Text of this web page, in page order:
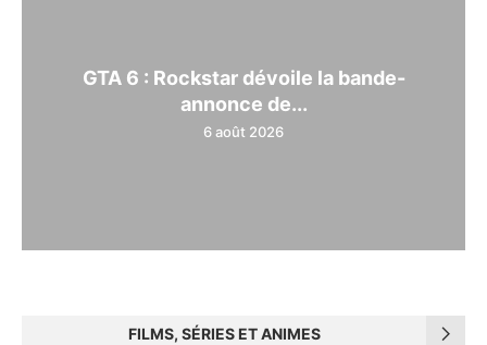
GTA 6 : Rockstar dévoile la bande-
annonce de...
6 août 2026
FILMS, SÉRIES ET ANIMES